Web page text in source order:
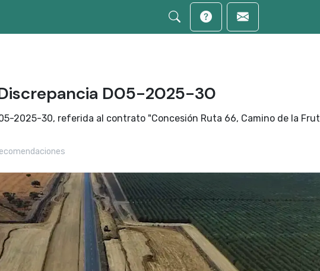
D05-2025-30
2025-30, referida al contrato "Concesión Ruta 66, Camino de la